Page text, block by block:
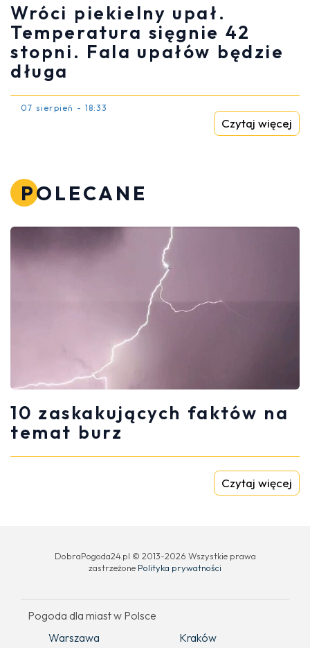
Wróci piekielny upał.
Temperatura sięgnie 42
stopni. Fala upałów będzie
długa
07 sierpień - 18:33
Czytaj więcej
POLECANE
10 zaskakujących faktów na
temat burz
Czytaj więcej
DobraPogoda24.pl © 2013-2026 Wszystkie prawa
zastrzeżone Polityka prywatności
Pogoda dla miast w Polsce
Warszawa
Kraków